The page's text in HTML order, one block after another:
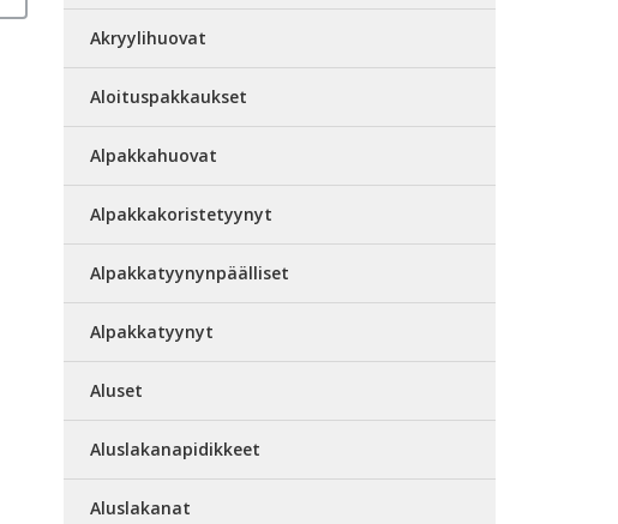
Akryylihuovat
Aloituspakkaukset
Alpakkahuovat
Alpakkakoristetyynyt
Alpakkatyynynpäälliset
Alpakkatyynyt
Aluset
Aluslakanapidikkeet
Aluslakanat